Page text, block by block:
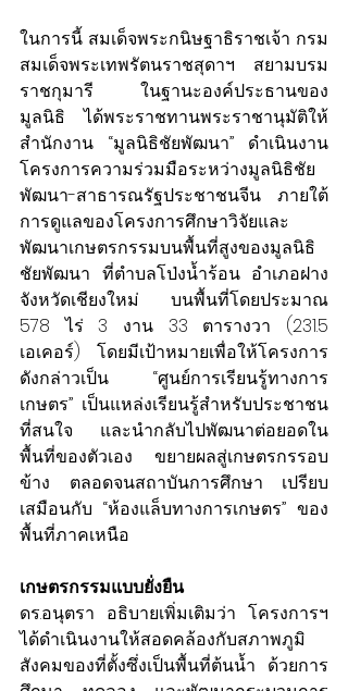
ในการนี้ สมเด็จพระกนิษฐาธิราชเจ้า กรม
สมเด็จพระเทพรัตนราชสุดาฯ สยามบรม
ราชกุมารี ในฐานะองค์ประธานของ
มูลนิธิ ได้พระราชทานพระราชานุมัติให้
สำนักงาน “มูลนิธิชัยพัฒนา” ดำเนินงาน
โครงการความร่วมมือระหว่างมูลนิธิชัย
พัฒนา-สาธารณรัฐประชาชนจีน ภายใต้
การดูแลของโครงการศึกษาวิจัยและ
พัฒนาเกษตรกรรมบนพื้นที่สูงของมูลนิธิ
ชัยพัฒนา ที่ตำบลโป่งน้ำร้อน อำเภอฝาง
จังหวัดเชียงใหม่ บนพื้นที่โดยประมาณ
578 ไร่ 3 งาน 33 ตารางวา (231.5
เอเคอร์) โดยมีเป้าหมายเพื่อให้โครงการ
ดังกล่าวเป็น “ศูนย์การเรียนรู้ทางการ
เกษตร” เป็นแหล่งเรียนรู้สำหรับประชาชน
ที่สนใจ และนำกลับไปพัฒนาต่อยอดใน
พื้นที่ของตัวเอง ขยายผลสู่เกษตรกรรอบ
ข้าง ตลอดจนสถาบันการศึกษา เปรียบ
เสมือนกับ “ห้องแล็บทางการเกษตร” ของ
พื้นที่ภาคเหนือ
เกษตรกรรมแบบยั่งยืน
ดร.อนุตรา อธิบายเพิ่มเติมว่า โครงการฯ
ได้ดำเนินงานให้สอดคล้องกับสภาพภูมิ
สังคมของที่ตั้งซึ่งเป็นพื้นที่ต้นน้ำ ด้วยการ